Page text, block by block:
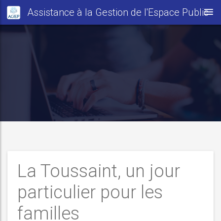
Assistance à la Gestion de l'Espace Public
La Toussaint, un jour
particulier pour les
familles